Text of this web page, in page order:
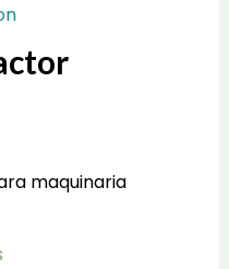
maquinaria